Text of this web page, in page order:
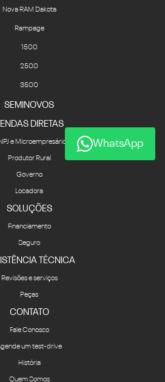
Nova RAM Dakota
Rampage
1500
2500
3500
SEMINOVOS
DIRETAS
e Microempresário
Produtor Rural
Governo
Locadora
SOLUÇÕES
Financiamento
Seguro
TÉCNICA
Revisões e serviços
Peças
CONTATO
Fale Conosco
um test-drive
História
Quem Somos
WhatsApp